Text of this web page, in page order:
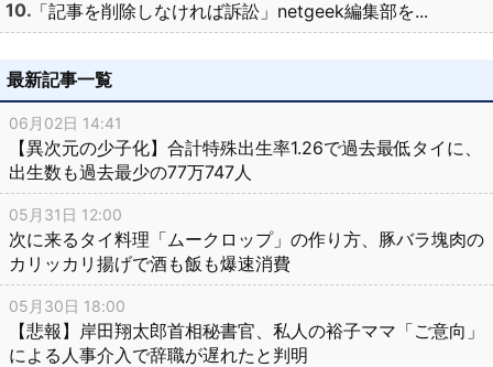
「記事を削除しなければ訴訟」netgeek編集部を...
最新記事一覧
06月02日 14:41
【異次元の少子化】合計特殊出生率1.26で過去最低タイに、
出生数も過去最少の77万747人
05月31日 12:00
次に来るタイ料理「ムークロップ」の作り方、豚バラ塊肉の
カリッカリ揚げで酒も飯も爆速消費
05月30日 18:00
【悲報】岸田翔太郎首相秘書官、私人の裕子ママ「ご意向」
による人事介入で辞職が遅れたと判明